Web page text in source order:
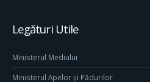
Legături Utile
Ministerul Mediului
Ministerul Apelor și Pădurilor